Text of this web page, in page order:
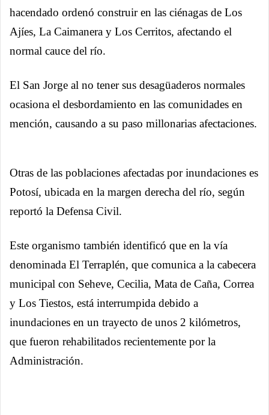
hacendado ordenó construir en las ciénagas de Los
Ajíes, La Caimanera y Los Cerritos, afectando el
normal cauce del río.
El San Jorge al no tener sus desagüaderos normales
ocasiona el desbordamiento en las comunidades en
mención, causando a su paso millonarias afectaciones.
Otras de las poblaciones afectadas por inundaciones es
Potosí, ubicada en la margen derecha del río, según
reportó la Defensa Civil.
Este organismo también identificó que en la vía
denominada El Terraplén, que comunica a la cabecera
municipal con Seheve, Cecilia, Mata de Caña, Correa
y Los Tiestos, está interrumpida debido a
inundaciones en un trayecto de unos 2 kilómetros,
que fueron rehabilitados recientemente por la
Administración.